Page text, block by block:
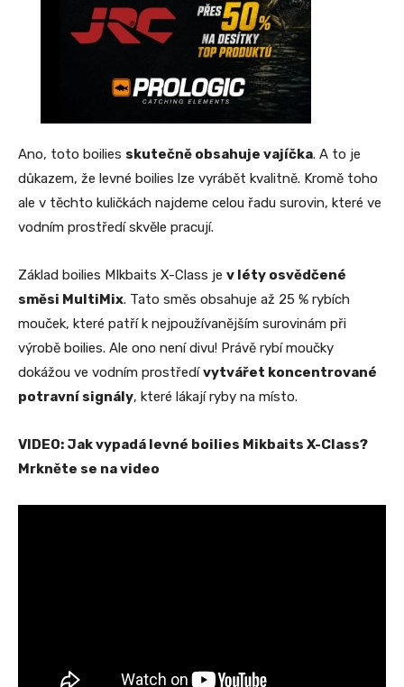
Ano, toto boilies skutečně obsahuje vajíčka. A to je
důkazem, že levné boilies lze vyrábět kvalitně. Kromě toho
ale v těchto kuličkách najdeme celou řadu surovin, které ve
vodním prostředí skvěle pracují.
Základ boilies MIkbaits X-Class je v léty osvědčené
směsi MultiMix. Tato směs obsahuje až 25 % rybích
mouček, které patří k nejpoužívanějším surovinám při
výrobě boilies. Ale ono není divu! Právě rybí moučky
dokážou ve vodním prostředívytvářet koncentrované
potravní signály, které lákají ryby na místo.
VIDEO: Jak vypadá levné boilies Mikbaits X-Class?
Mrkněte se na video